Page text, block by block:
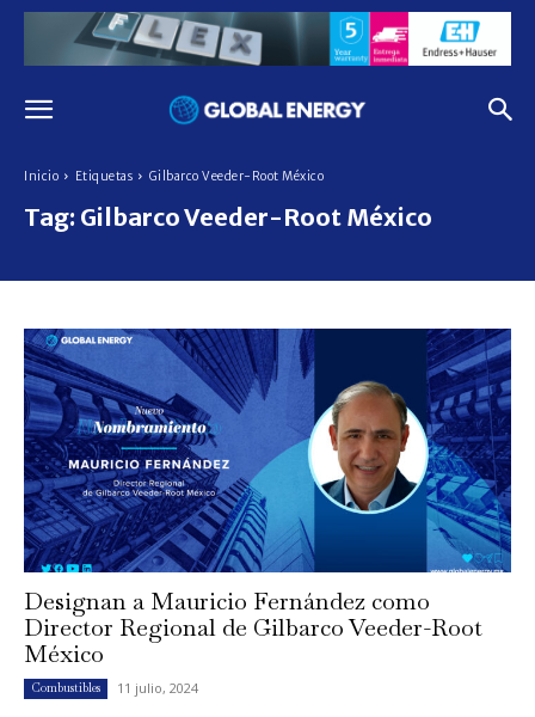
Inicio Etiquetas Gilbarco Veeder-Root México
Tag: Gilbarco Veeder-Root México
Designan a Mauricio Fernández como
Director Regional de Gilbarco Veeder-Root
México
Combustibles 11 julio, 2024